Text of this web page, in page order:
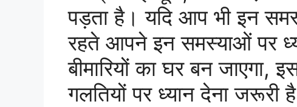
पड़ता है। यदि आप भी इन
रहते आपने इन समस्याओं पर
बीमारियों का घर बन
गलतियों पर ध्यान देना जरूरी